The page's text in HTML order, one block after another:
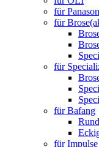
für
für Brose
für
für Bafang
für Impulse